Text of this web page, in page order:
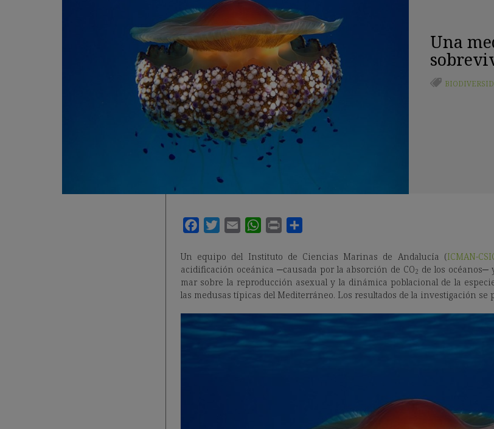
Una
Un equipo del Instituto de Ciencias Marinas de Andalucía (ICMAN-
acidificación oceánica ─causada por la absorción de CO2 de los océanos─
mar sobre la reproducción asexual y la dinámica poblacional de la
las medusas típicas del Mediterráneo. Los resultados de la investigación se